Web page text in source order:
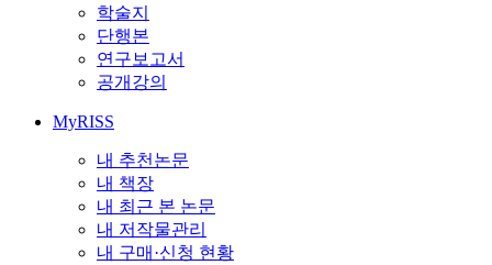
학술지
단행본
연구보고서
공개강의
MyRISS
내 추천논문
내 책장
내 최근 본 논문
내 저작물관리
내 구매·신청 현황